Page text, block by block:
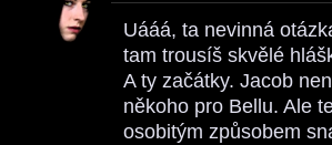
Uááá, ta nevinná
tam trousíš skvělé
A ty začátky. Jacob
někoho pro Bellu. Ale
osobitým způsobem